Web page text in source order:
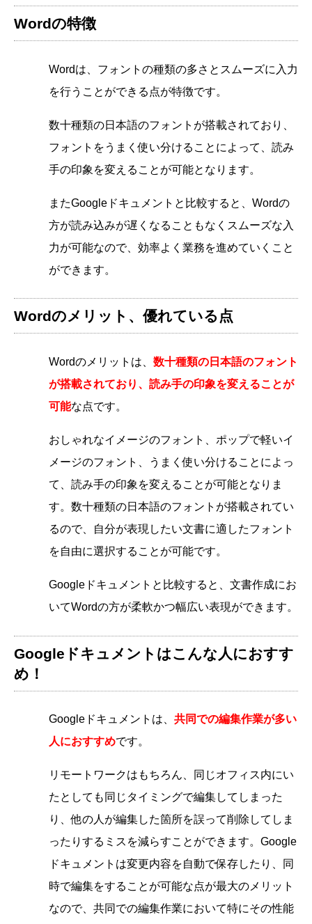
Wordの特徴
Wordは、フォントの種類の多さとスムーズに入力
を行うことができる点が特徴です。
数十種類の日本語のフォントが搭載されており、
フォントをうまく使い分けることによって、読み
手の印象を変えることが可能となります。
またGoogleドキュメントと比較すると、Wordの
方が読み込みが遅くなることもなくスムーズな入
力が可能なので、効率よく業務を進めていくこと
ができます。
Wordのメリット、優れている点
Wordのメリットは、 数十種類の日本語のフォント
が搭載されており、読み手の印象を変えることが
可能な点です。
おしゃれなイメージのフォント、ポップで軽いイ
メージのフォント、うまく使い分けることによっ
て、読み手の印象を変えることが可能となりま
す。数十種類の日本語のフォントが搭載されてい
るので、自分が表現したい文書に適したフォント
を自由に選択することが可能です。
Googleドキュメントと比較すると、文書作成にお
いてWordの方が柔軟かつ幅広い表現ができます。
Googleドキュメントはこんな人におすす
め！
Googleドキュメントは、 共同での編集作業が多い
人におすすめです。
リモートワークはもちろん、同じオフィス内にい
たとしても同じタイミングで編集してしまった
り、他の人が編集した箇所を誤って削除してしま
ったりするミスを減らすことができます。Google
ドキュメントは変更内容を自動で保存したり、同
時で編集をすることが可能な点が最大のメリット
なので、共同での編集作業において特にその性能